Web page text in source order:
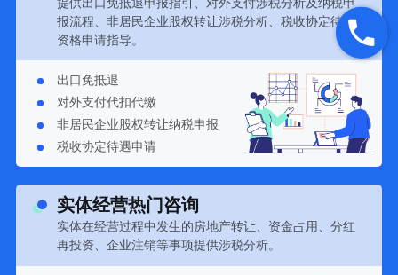
提供出口免抵退申报指引、对外支付涉税分析及纳税申
报流程、非居民企业股权转让涉税分析、税收协定待遇
资格申请指导。
出口免抵退
对外支付代扣代缴
非居民企业股权转让纳税申报
税收协定待遇申请
实体经营热门咨询
实体在经营过程中发生的房地产转让、资金占用、分红
再投资、企业注销等事项提供涉税分析。